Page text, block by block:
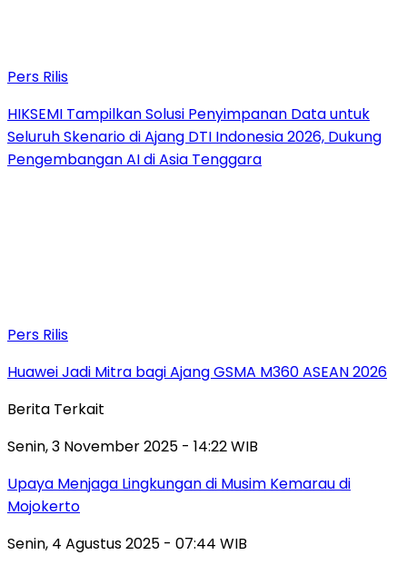
Pers Rilis
HIKSEMI Tampilkan Solusi Penyimpanan Data untuk
Seluruh Skenario di Ajang DTI Indonesia 2026, Dukung
Pengembangan AI di Asia Tenggara
Pers Rilis
Huawei Jadi Mitra bagi Ajang GSMA M360 ASEAN 2026
Berita Terkait
Senin, 3 November 2025 - 14:22 WIB
Upaya Menjaga Lingkungan di Musim Kemarau di
Mojokerto
Senin, 4 Agustus 2025 - 07:44 WIB